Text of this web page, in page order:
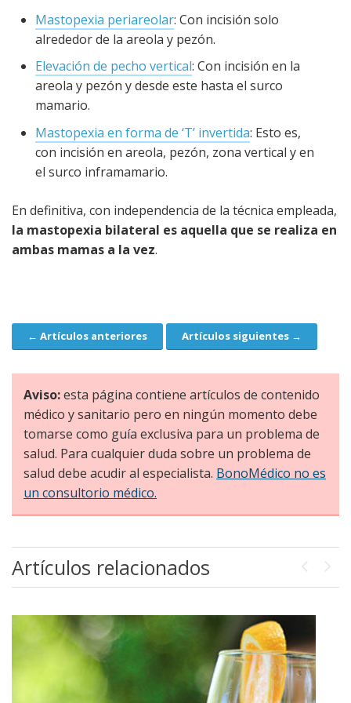
Mastopexia periareolar: Con incisión solo
alrededor de la areola y pezón.
Elevación de pecho vertical: Con incisión en la
areola y pezón y desde este hasta el surco
mamario.
Mastopexia en forma de ‘T’ invertida: Esto es,
con incisión en areola, pezón, zona vertical y en
el surco inframamario.
En definitiva, con independencia de la técnica empleada,
la mastopexia bilateral es aquella que se realiza en
ambas mamas a la vez.
Navegación
← Artículos anteriores Artículos siguientes →
Aviso:esta página contiene artículos de contenido
médico y sanitario pero en ningún momento debe
tomarse como guía exclusiva para un problema de
salud. Para cualquier duda sobre un problema de
salud debe acudir al especialista. BonoMédico no es
un consultorio médico.
Artículos relacionados
Next